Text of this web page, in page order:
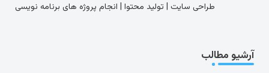
طراحی سایت | تولید محتوا | انجام پروژه های برنامه نویسی
آرشیو مطالب